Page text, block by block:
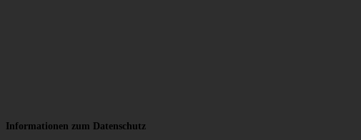
Informationen zum Datenschutz